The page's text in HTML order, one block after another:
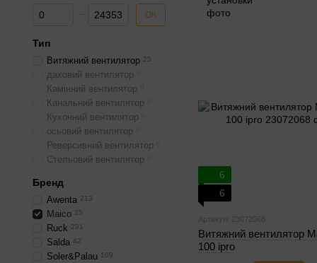
6
6
Артикул: 23072068
Витяжний вентилятор
100 ipro
Від Ціна, грн
До Ціна, грн ОК
Тип
Витяжний вентилятор 25
даховий вентилятор
Камінний вентилятор
Канальний вентилятор
Кухонний вентилятор
осьовий вентилятор
Реверсивний вентилятор
Стельовий вентилятор
Бренд
Awenta 213
Maico 25
Ruck 291
Salda 42
Soler&Palau 109